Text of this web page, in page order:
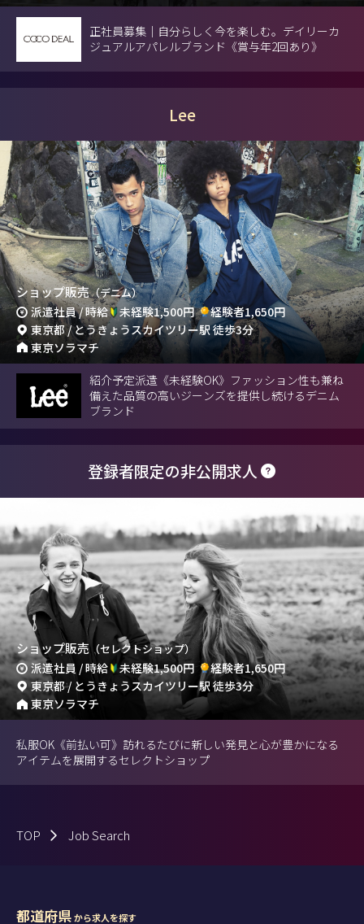
正社員募集｜自分らしく今を楽しむ。デイリーカ
ジュアルアパレルブランド《賞与年2回あり》
Lee
ショップ販売（デニム）
派遣社員 / 時給 未経験1,500円
経験者1,650円
東京都 / とうきょうスカイツリー駅 徒歩3分
東京ソラマチ
紹介予定派遣《未経験OK》ファッション性も兼ね
備えた品質の高いジーンズを提供し続けるデニム
ブランド
登録者限定の非公開求人
ショップ販売（セレクトショップ）
派遣社員 / 時給 未経験1,500円
経験者1,650円
東京都 / とうきょうスカイツリー駅 徒歩3分
東京ソラマチ
私服OK《前払い可》訪れるたびに新しい発見と心が豊かになる
アイテムを展開するセレクトショップ
TOP Job Search
都道府県から求人を探す